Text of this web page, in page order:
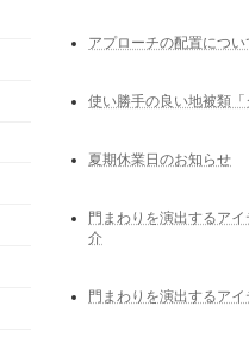
アプローチの配置につい
使い勝手の良い地被類「
夏期休業日のお知らせ
門まわりを演出するア
介
門まわりを演出するア